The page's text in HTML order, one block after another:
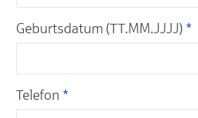
Geburtsdatum (TT.MM.JJJJ) *
Telefon *